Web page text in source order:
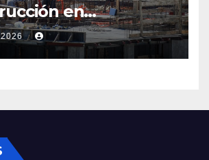
en
un
donde el
sus
2026